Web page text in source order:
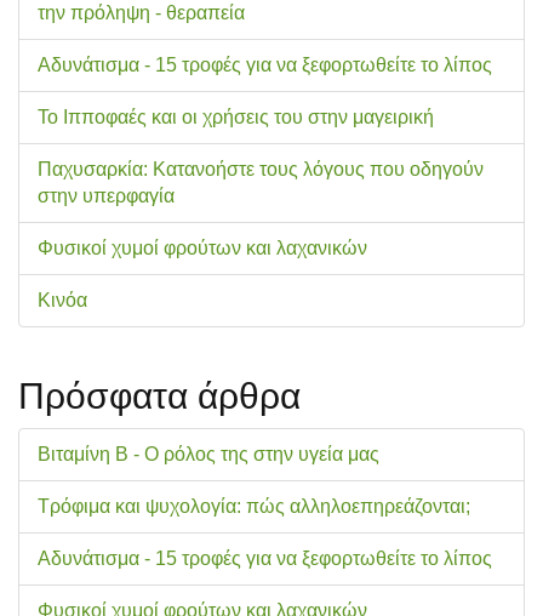
την πρόληψη - θεραπεία
Αδυνάτισμα - 15 τροφές για να ξεφορτωθείτε το λίπος
Το Ιπποφαές και οι χρήσεις του στην μαγειρική
Παχυσαρκία: Κατανοήστε τους λόγους που οδηγούν
στην υπερφαγία
Φυσικοί χυμοί φρούτων και λαχανικών
Κινόα
Πρόσφατα άρθρα
Βιταμίνη Β - Ο ρόλος της στην υγεία μας
Τρόφιμα και ψυχολογία: πώς αλληλοεπηρεάζονται;
Αδυνάτισμα - 15 τροφές για να ξεφορτωθείτε το λίπος
Φυσικοί χυμοί φρούτων και λαχανικών